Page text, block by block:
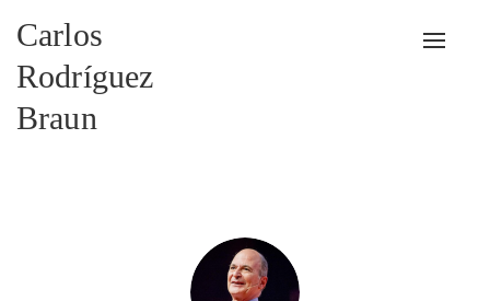
Carlos
Rodríguez
Braun